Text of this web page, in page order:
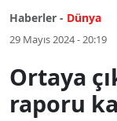
Haberler - Dünya
29 Mayıs 2024 - 20:19
Ortaya
raporu